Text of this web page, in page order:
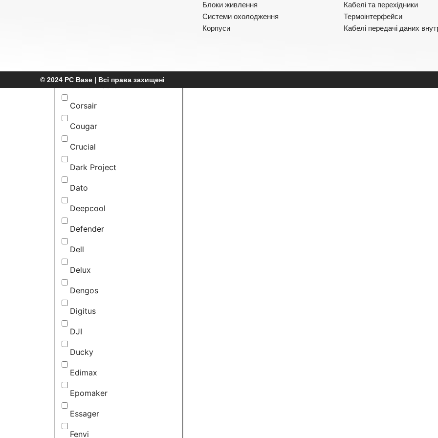
CoolerMaster
Corsair
Cougar
Crucial
Dark Project
Dato
Deepcool
Defender
Dell
Delux
Dengos
Digitus
DJI
Ducky
Edimax
Epomaker
Essager
Fenvi
Блоки живлення
Системи охолодження
Корпуси
Кабелі та перехідники
Термоінтерфейси
Кабелі передачі даних
© 2024 PC Base | Всі права захищені